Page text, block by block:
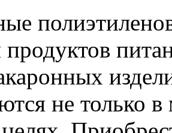
продуктов
не только